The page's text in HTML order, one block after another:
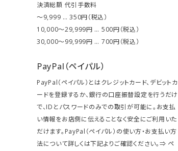
決済総額 代引手数料
～9,999 … 350円（税込）
10,000～29,999円 … 500円（税込）
30,000～99,999円 … 700円（税込）
PayPal（ペイパル）
PayPal（ペイパル）とはクレジットカード、デビットカ
ードを登録するか、銀行の口座振替設定を行うだけ
で、IDとパスワードのみでの取引が可能に。お支払
い情報をお店側に伝えることなく安全にご利用いた
だけます。PayPal（ペイパル）の使い方・お支払い方
法について詳しくは下記よりご確認ください。⇒ ペ